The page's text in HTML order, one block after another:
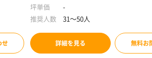
せ
坪単価
-
推奨人数
31～50人
詳細を見る 無料お